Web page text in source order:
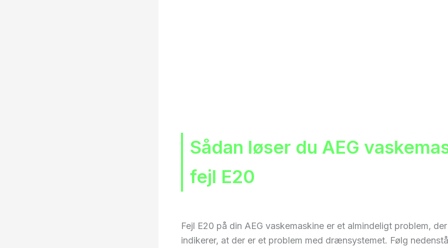
Sådan løser du AEG
fejl E20
Fejl E20 på din AEG vaskemaskine er et almindeligt problem,
indikerer, at der er et problem med drænsystemet. Følg